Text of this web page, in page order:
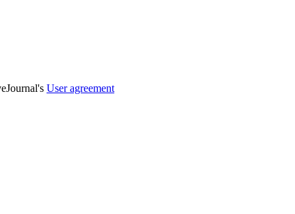
User agreement